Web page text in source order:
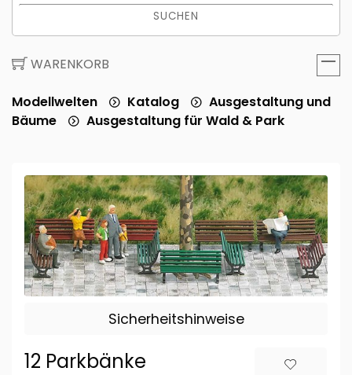
SUCHEN
WARENKORB
Modellwelten Katalog
Ausgestaltung und
Bäume
Ausgestaltung für Wald & Park
Sicherheitshinweise
12 Parkbänke